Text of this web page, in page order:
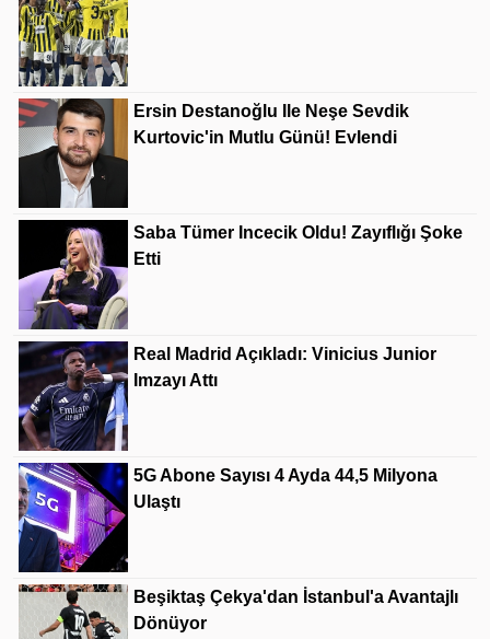
Ersin Destanoğlu Ile Neşe Sevdik
Kurtovic'in Mutlu Günü! Evlendi
Saba Tümer Incecik Oldu! Zayıflığı Şoke
Etti
Real Madrid Açıkladı: Vinicius Junior
Imzayı Attı
5G Abone Sayısı 4 Ayda 44,5 Milyona
Ulaştı
Beşiktaş Çekya'dan İstanbul'a Avantajlı
Dönüyor